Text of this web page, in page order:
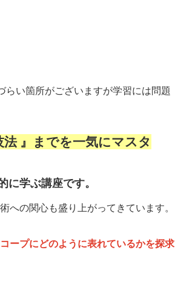
い箇所がございますが学習には問題
』までを一気にマスタ
に学ぶ講座です。
への関心も盛り上がってきています。
ープにどのように表れているかを探求